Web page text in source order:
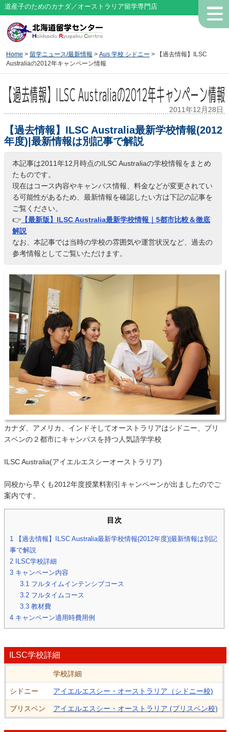
道産子のためのカナダ／オーストラリア留学専門店
Home > 留学ニュース/最新情報 > Aus 学校 シドニー > 【過去情報】ILSC
Australiaの2012年キャンペーン情報
【過去情報】ILSC Australiaの2012年キャンペーン情報
2011年12月28日
【過去情報】ILSC Australia最新学校情報(2012
年度)|最新情報は別記事で解説
本記事は2011年12月時点のILSC Australiaの学校情報をまとめ
たものです。
現在はコース内容やキャンパス情報、料金などが変更されてい
る可能性があるため、最新情報を確認したい方は下記の記事を
ご覧ください。
👉 【最新版】ILSC Australia最新学校情報｜5都市比較＆徹底
解説
なお、本記事では当時の学校の雰囲気や運営状況など、過去の
参考情報としてご覧いただけます。
カナダ、アメリカ、インドそしてオーストラリアはシドニー、ブリ
スベンの２都市にキャンパスを持つ人気語学学校
ILSC Australia(アイエルエスシーオーストラリア)
同校から早くも2012年度授業料割引キャンペーンが出ましたのでご
案内です。
目次
1
【過去情報】ILSC Australia最新学校情報(2012年度)|最新情報は別記
事で解説
2 ILSC学校詳細
3 キャンペーン内容
3.1 フルタイムインテンシブコース
3.2 フルタイムコース
3.3 教材費
4 キャンペーン適用時費用例
ILSC学校詳細
学校詳細
シドニー アイエルエスシー・オーストラリア（シドニー校)
ブリスベン アイエルエスシー・オーストラリア (ブリスベン校)